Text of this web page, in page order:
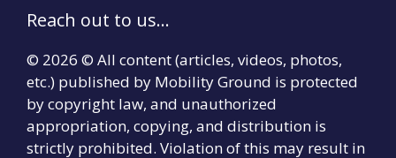
Reach out to us...
© 2026 © All content (articles, videos, photos,
etc.) published by Mobility Ground is protected
by copyright law, and unauthorized
appropriation, copying, and distribution is
strictly prohibited. Violation of this may result in